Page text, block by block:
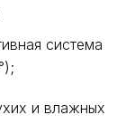
система
и влажных